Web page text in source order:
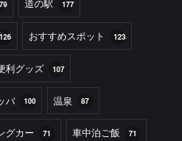
道の駅 177
126 おすすめスポット 123
利グッズ 107
パ 100 温泉 87
グカー 71 車中泊ご飯 71